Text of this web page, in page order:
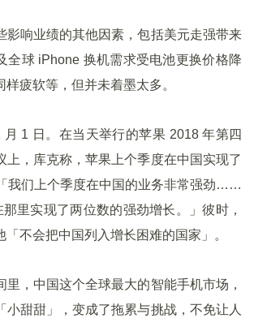
影响业绩的其他因素，包括美元走强带来
全球 iPhone 换机需求受电池更换价格降
疲软等，但并未着墨太多。
1 日。在当天举行的苹果 2018 年第四
上，库克称，苹果上个季度在中国实现了
我们上个季度在中国的业务非常强劲……
里实现了两位数的强劲增长。」彼时，
「不会把中国列入增长困难的国家」。
里，中国这个全球最大的智能手机市场，
小甜甜」，变成了拖累与挑战，不免让人